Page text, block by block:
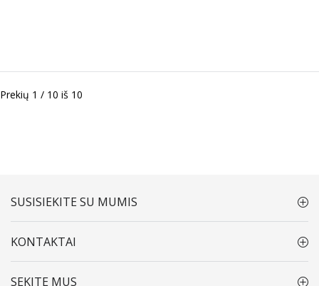
Prekių 1 / 10 iš 10
SUSISIEKITE SU MUMIS
KONTAKTAI
SEKITE MUS